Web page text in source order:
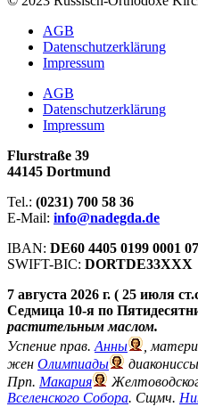
АGB
Datenschutzerklärung
Impressum
АGB
Datenschutzerklärung
Impressum
Flurstraße 39
44145 Dortmund
Tel.: (0231) 700 58 36
E-Mail: info@nadegda.de
IBAN: DE60 4405 0199 0001
SWIFT-BIC: DORTDE33XXX
7 августа 2026 г. ( 25 июля
Седмица 10-я по
растительным маслом.
Успение прав. Анны
,
жен Олимпиады
Прп. Макария
Вселенского Собора. Сщмч.